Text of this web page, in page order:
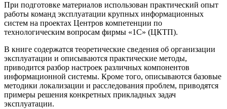
При подготовке материалов использован практический опыт
работы команд эксплуатации крупных информационных
систем на проектах Центров компетенции по
технологическим вопросам фирмы «1С» (ЦКТП).
В книге содержатся теоретические сведения об организации
эксплуатации и описываются практические методы,
приводится разбор настроек различных компонентов
информационной системы. Кроме того, описываются базовые
методики локализации и расследования проблем, приводятся
примеры решения конкретных прикладных задач
эксплуатации.